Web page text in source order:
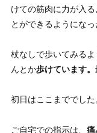
けての筋肉に力が入
とができるようにな
杖なしで歩いてみる
んとか歩けています。
初日はここまででした
ご自宅での指示は、 痛